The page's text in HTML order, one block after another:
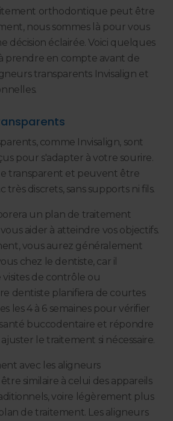
orthodontique peut être
nous sommes là pour vous
décision éclairée. Voici quelques
prendre en compte avant de
transparents Invisalign et
comme Invisalign, sont
pour s'adapter à votre sourire.
transparent et peuvent être
très discrets, sans supports ni fils.
un plan de traitement
aider à atteindre vos objectifs.
vous aurez généralement
chez le dentiste, car il
visites de contrôle ou
dentiste planifiera de courtes
les 4 à 6 semaines pour vérifier
buccodentaire et répondre
le traitement si nécessaire.
avec les aligneurs
similaire à celui des appareils
voire légèrement plus
de traitement. Les aligneurs